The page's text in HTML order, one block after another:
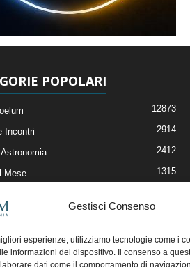
Gestisci Consenso
esperienze, utilizziamo tecnologie come i
informazioni del dispositivo. Il consenso a
dati come il comportamento di
POPOLARI
12873
Incontri 2914
2412
Mese 1315
Risorse On-Line
Redazione